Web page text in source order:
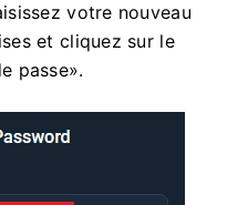
votre nouveau
et cliquez sur le
passe».